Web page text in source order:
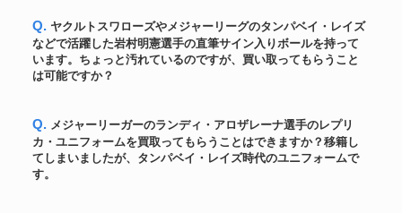
ィ レッズREDS
ユニフォーム
大谷翔平直筆サインMLBオール
スター初二刀流「1ST TWO-
WAY All STAR」書込みオーセン
253,548円
大谷翔平 2023年WBC優勝直後
直筆サイン！「23 WBC MVP」
書込み入り 公式ボール
Q. ヤクルトスワローズやメジャーリーグのタンパベイ・レイズ
などで活躍した岩村明憲選手の直筆サイン入りボールを持って
います。ちょっと汚れているのですが、買い取ってもらうこと
は可能ですか？
Q. メジャーリーガーのランディ・アロザレーナ選手のレプリ
カ・ユニフォームを買取ってもらうことはできますか？移籍し
てしまいましたが、タンパベイ・レイズ時代のユニフォームで
す。